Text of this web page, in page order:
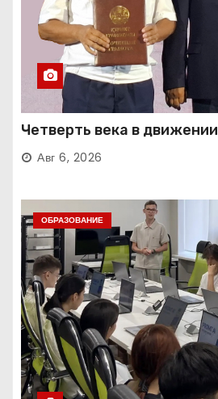
Четверть века в движении
Авг 6, 2026
ОБРАЗОВАНИЕ